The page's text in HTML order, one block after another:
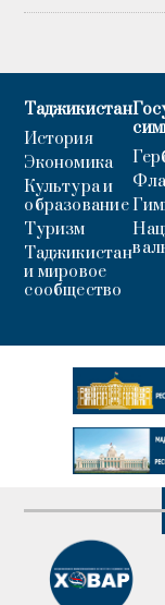
Таджикистан
История
Экономика
Культура и
образование
Туризм
Таджикистан
и мировое
сообщество